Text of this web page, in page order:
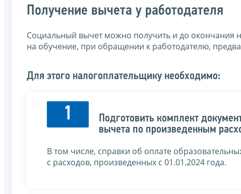
Получение вычета у работодателя
Социальный вычет можно получить и до окончания
на обучение, при обращении к работодателю,
Для этого налогоплательщику необходимо:
1
Подготовить комплект
вычета по произведенным
В том числе, справки об оплате
с расходов, произведенных с 01.01.2024 года.